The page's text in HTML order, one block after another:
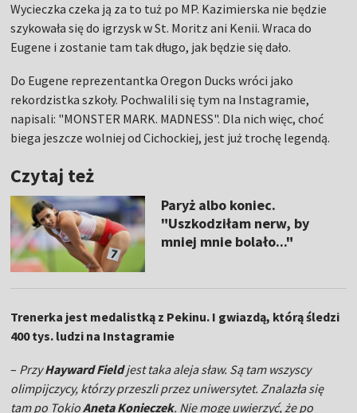
Wycieczka czeka ją za to tuż po MP. Kazimierska nie będzie
szykowała się do igrzysk w St. Moritz ani Kenii. Wraca do
Eugene i zostanie tam tak długo, jak będzie się dało.
Do Eugene reprezentantka Oregon Ducks wróci jako
rekordzistka szkoły. Pochwalili się tym na Instagramie,
napisali: "MONSTER MARK. MADNESS". Dla nich więc, choć
biega jeszcze wolniej od Cichockiej, jest już trochę legendą.
Czytaj też
Paryż albo koniec.
"Uszkodziłam nerw, by
mniej mnie bolało..."
Trenerka jest medalistką z Pekinu. I gwiazdą, którą śledzi
400 tys. ludzi na Instagramie
– PrzyHayward Fieldjest taka aleja sław. Są tam wszyscy
olimpijczycy, którzy przeszli przez uniwersytet. Znalazła się
tam po TokioAneta Konieczek. Nie mogę uwierzyć, że po